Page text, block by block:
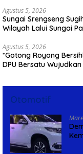
Agustus 5, 2026
Sungai Srengseng
Wilayah Lalui Sungai
Agustus 5, 2026
*Gotong Royong
DPU Bersatu
Otomotif